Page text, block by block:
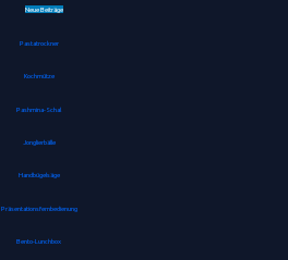
Neue Beiträge
Pastatrockner
Kochmütze
Pashmina-Schal
Jonglierbälle
Handbügelsäge
Präsentationsfernbedienung
Bento-Lunchbox